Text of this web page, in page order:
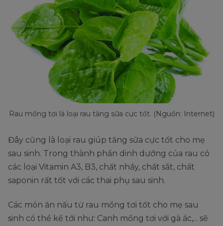
Rau mồng tơi là loại rau tăng sữa cực tốt. (Nguồn: Internet)
Đây cũng là loại rau giúp tăng sữa cực tốt cho mẹ
sau sinh. Trong thành phần dinh dưỡng của rau có
các loại Vitamin A3, B3, chất nhầy, chất sắt, chất
saponin rất tốt với các thai phụ sau sinh.
Các món ăn nấu từ rau mồng tơi tốt cho mẹ sau
sinh có thể kể tới như: Canh mồng tơi với gà ác,... sẽ